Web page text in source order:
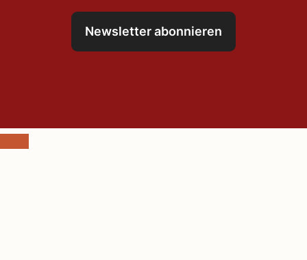
Newsletter abonnieren
Schließen